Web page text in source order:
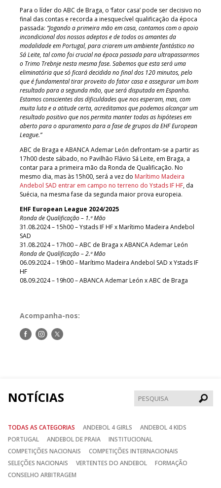
Para o líder do ABC de Braga, o ‘fator casa’ pode ser decisivo no
final das contas e recorda a inesquecível qualificação da época
passada: “Jogando a primeira mão em casa, contamos com o apoio
incondicional dos nossos adeptos e de todos os amantes da
modalidade em Portugal, para criarem um ambiente fantástico no
Sá Leite, tal como foi crucial na época passada para ultrapassarmos
o Trimo Trebnje nesta mesma fase. Sabemos que esta será uma
eliminatória que só ficará decidida no final dos 120 minutos, pelo
que é fundamental tirar proveito do fator casa e assegurar um bom
resultado para a segunda mão, que será disputada em Espanha.
Estamos conscientes das dificuldades que nos esperam, mas, com
muita luta e a atitude certa, acreditamos que podemos alcançar um
resultado positivo que nos permita manter todas as hipóteses em
aberto para o apuramento para a fase de grupos da EHF European
League.”
ABC de Braga e ABANCA Ademar León defrontam-se a partir as
17h00 deste sábado, no Pavilhão Flávio Sá Leite, em Braga, a
contar para a primeira mão da Ronda de Qualificação. No
mesmo dia, mas às 15h00, será a vez do Marítimo Madeira
Andebol SAD entrar em campo no terreno do Ystads IF HF, da
Suécia, na mesma fase da segunda maior prova europeia.
EHF European League 2024/2025
Ronda de Qualificação – 1.ª Mão
31.08.2024 – 15h00 – Ystads IF HF x Marítimo Madeira Andebol
SAD
31.08.2024 – 17h00 – ABC de Braga x ABANCA Ademar León
Ronda de Qualificação – 2.ª Mão
06.09.2024 – 19h00 – Marítimo Madeira Andebol SAD x Ystads IF
HF
08.09.2024 – 19h00 – ABANCA Ademar León x ABC de Braga
Acompanha-nos:
Siga-Siga-Siga-
NOTÍCIAS
TODAS AS CATEGORIAS ANDEBOL 4 GIRLS
ANDEBOL 4 KIDS
PORTUGAL
ANDEBOL DE PRAIA
INSTITUCIONAL
COMPETIÇÕES NACIONAIS
COMPETIÇÕES INTERNACIONAIS
SELEÇÕES NACIONAIS
VERTENTES DO ANDEBOL
FORMAÇÃO
CONSELHO ARBITRAGEM